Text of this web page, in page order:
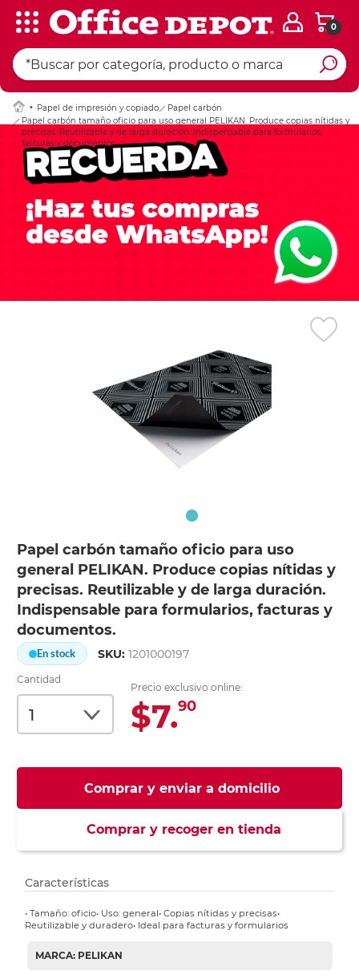
0
Papel de impresión y copiado
Papel carbón
Papel carbón tamaño oficio para uso general PELIKAN. Produce copias nítidas y
precisas. Reutilizable y de larga duración. Indispensable para formularios,
facturas y documentos.
Papel carbón tamaño oficio para uso
general PELIKAN. Produce copias nítidas y
precisas. Reutilizable y de larga duración.
Indispensable para formularios, facturas y
documentos.
En stock SKU:1201000197
Cantidad
Precio exclusivo online:
$7.90
Comprar y enviar a domicilio
Comprar y recoger en tienda
Ingresar Codigo
Características
• Tamaño: oficio• Uso: general• Copias nítidas y precisas•
Reutilizable y duradero• Ideal para facturas y formularios
MARCA: PELIKAN